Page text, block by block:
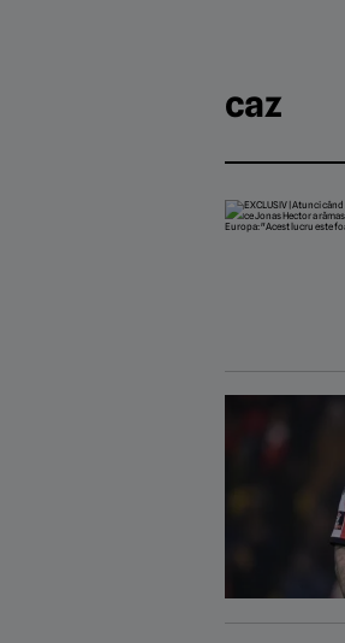
caz